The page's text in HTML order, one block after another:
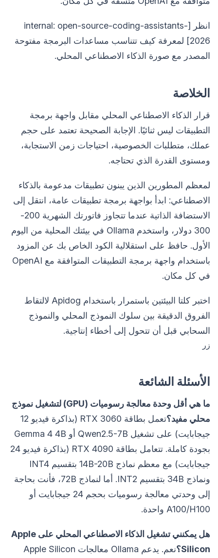
انظر [internal: open-source-coding-assistants-
2026] لمعرفة كيف تتناسب مساعدات البرمجة مفتوحة
المصدر مع صورة الذكاء الاصطناعي المحلي.
الخلاصة
قرار الذكاء الاصطناعي المحلي مقابل واجهة برمجة
التطبيقات ليس ثنائيًا. الإجابة الصحيحة تعتمد على حجم
عملك، متطلبات الخصوصية، احتياجات زمن الاستجابة،
ومستوى القدرة الذي تحتاجه.
لمعظم المطورين الذين يبنون تطبيقات مدعومة بالذكاء
الاصطناعي: ابدأ بواجهة برمجة تطبيقات عامة، انتقل إلى
الاستضافة الذاتية عندما تتجاوز فاتورتك الشهرية 200-
300 دولار، واستخدم Ollama في بيئتك المحلية من اليوم
الأول. حافظ على استقلالية الكود الخاص بك عن المزود
باستخدام واجهة برمجة التطبيقات المتوافقة مع OpenAI
في كل مكان.
اختبر كلتا البيئتين باستمرار باستخدام Apidog لالتقاط
الفروق الدقيقة بين سلوك النموذج المحلي والنموذج
السحابي قبل أن تتحول إلى أخطاء إنتاجية.
زر
الأسئلة الشائعة
ما هي أقل وحدة معالجة رسوميات (GPU) لتشغيل نموذج
محلي مفيد؟
تعمل بطاقة RTX 3060 (بذاكرة فيديو 12
جيجابايت) على تشغيل Qwen2.5-7B أو Gemma 4 4B
بجودة كاملة. تتعامل بطاقة RTX 4090 (بذاكرة فيديو 24
جيجابايت) مع معظم نماذج 14B-20B بتقسيم INT4
ونماذج 34B بتقسيم INT2. أما لنماذج 72B، فأنت بحاجة
إلى وحدتي معالجة رسوميات بحجم 24 جيجابايت أو
A100/H100 واحدة.
هل يمكنني تشغيل الذكاء الاصطناعي المحلي على Apple
Silicon؟
نعم. يدعم Ollama معالجات Apple Silicon